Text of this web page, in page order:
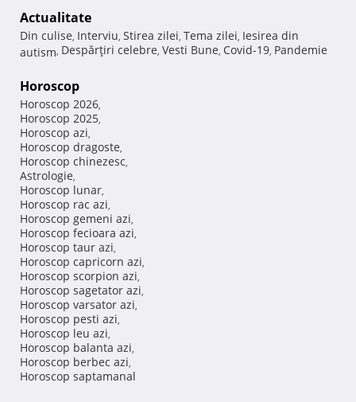
Actualitate
Din culise, Interviu, Stirea zilei, Tema zilei, Iesirea din
autism, Despărţiri celebre, Vesti Bune, Covid-19, Pandemie
Horoscop
Horoscop 2026,
Horoscop 2025,
Horoscop azi,
Horoscop dragoste,
Horoscop chinezesc,
Astrologie,
Horoscop lunar,
Horoscop rac azi,
Horoscop gemeni azi,
Horoscop fecioara azi,
Horoscop taur azi,
Horoscop capricorn azi,
Horoscop scorpion azi,
Horoscop sagetator azi,
Horoscop varsator azi,
Horoscop pesti azi,
Horoscop leu azi,
Horoscop balanta azi,
Horoscop berbec azi,
Horoscop saptamanal